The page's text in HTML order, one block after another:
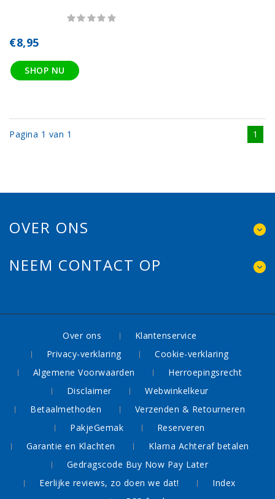
€8,95
SHOP NU
Pagina 1 van 1 1
OVER ONS
NEEM CONTACT OP
Over ons
Klantenservice
Privacy-verklaring
Cookie-verklaring
Algemene Voorwaarden
Herroepingsrecht
Disclaimer
Webwinkelkeur
Betaalmethoden
Verzenden & Retourneren
PakjeGemak
Reserveren
Garantie en Klachten
Klarna Achteraf betalen
Gedragscode Buy Now Pay Later
Eerlijke reviews, zo doen we dat!
Index